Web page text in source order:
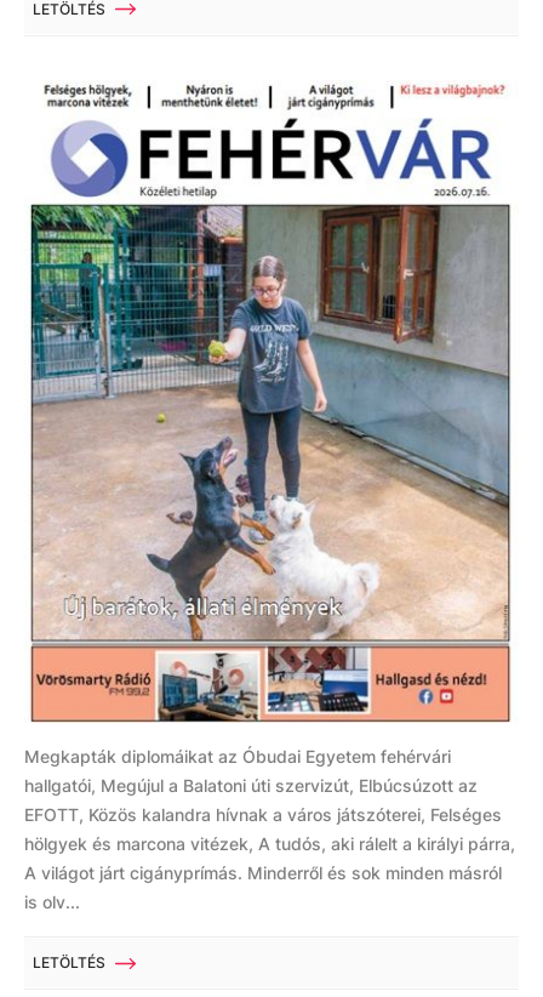
LETÖLTÉS
Megkapták diplomáikat az Óbudai Egyetem fehérvári
hallgatói, Megújul a Balatoni úti szervizút, Elbúcsúzott az
EFOTT, Közös kalandra hívnak a város játszóterei, Felséges
hölgyek és marcona vitézek, A tudós, aki rálelt a királyi párra,
A világot járt cigányprímás. Minderről és sok minden másról
is olv...
LETÖLTÉS